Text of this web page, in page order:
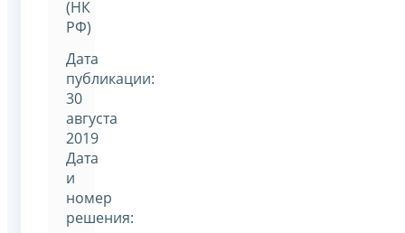
(НК
РФ)
Дата
публикации:
30
августа
2019
Дата
и
номер
решения: